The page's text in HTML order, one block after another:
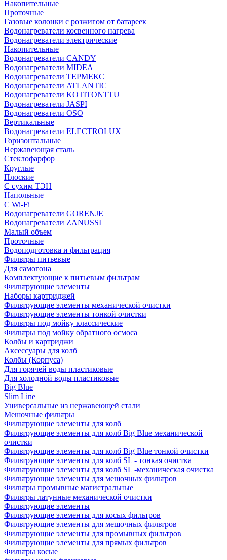
Накопительные
Проточные
Газовые колонки с розжигом от батареек
Водонагреватели косвенного нагрева
Водонагреватели электрические
Накопительные
Водонагреватели CANDY
Водонагреватели MIDEA
Водонагреватели ТЕРМЕКС
Водонагреватели ATLANTIC
Водонагреватели KOTITONTTU
Водонагреватели JASPI
Водонагреватели OSO
Вертикальные
Водонагреватели ELECTROLUX
Горизонтальные
Нержавеющая сталь
Стеклофарфор
Круглые
Плоские
С сухим ТЭН
Напольные
С Wi-Fi
Водонагреватели GORENJE
Водонагреватели ZANUSSI
Малый объем
Проточные
Водоподготовка и фильтрация
Фильтры питьевые
Для самогона
Комплектующие к питьевым фильтрам
Фильтрующие элементы
Наборы картриджей
Фильтрующие элементы механической очистки
Фильтрующие элементы тонкой очистки
Фильтры под мойку классические
Фильтры под мойку обратного осмоса
Колбы и картриджи
Аксессуары для колб
Колбы (Корпуса)
Для горячей воды пластиковые
Для холодной воды пластиковые
Big Blue
Slim Line
Универсальные из нержавеющей стали
Мешочные фильтры
Фильтрующие элементы для колб
Фильтрующие элементы для колб Big Blue механической
очистки
Фильтрующие элементы для колб Big Blue тонкой очистки
Фильтрующие элементы для колб SL - тонкая очистка
Фильтрующие элементы для колб SL -механическая очистка
Фильтрующие элементы для мешочных фильтров
Фильтры промывные магистральные
Фильтры латунные механической очистки
Фильтрующие элементы
Фильтрующие элементы для косых фильтров
Фильтрующие элементы для мешочных фильтров
Фильтрующие элементы для промывных фильтров
Фильтрующие элементы для прямых фильтров
Фильтры косые